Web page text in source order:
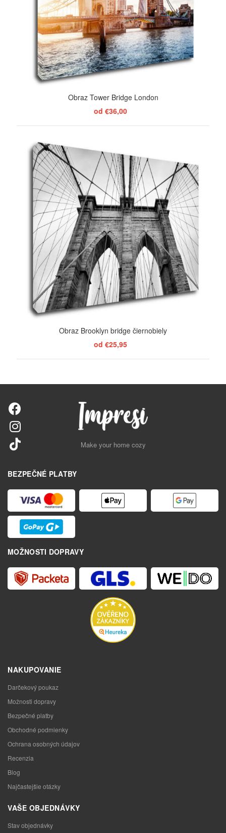
Obraz Tower Bridge London
od €36,00
Obraz Brooklyn bridge čiernobiely
od €25,95
Make your home cozy
BEZPEČNÉ PLATBY
MOŽNOSTI DOPRAVY
NAKUPOVANIE
Darčekový poukaz
Možnosti dopravy
Bezpečné platby
Obchodné podmienky
Ochrana osobných údajov
Recenzia
Blog
Najčastejšie otázky
VAŠE OBJEDNÁVKY
Stav objednávky